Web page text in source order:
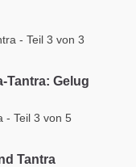
- Teil 3 von 3
Tantra: Gelug
- Teil 3 von 5
Tantra